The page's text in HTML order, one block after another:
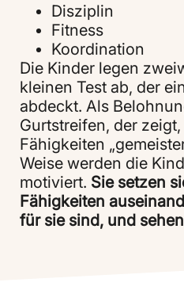
Disziplin
Fitness
Koordination
Die Kinder legen
kleinen Test ab, der
abdeckt. Als
Gurtstreifen, der
Fähigkeiten
Weise werden die
motiviert. Sie setzen
Fähigkeiten
für sie sind, und